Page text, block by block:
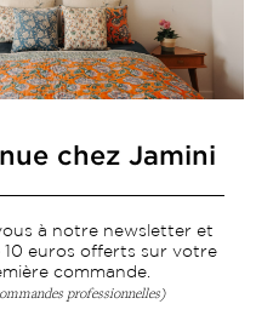
poésie et élégance
vous à notre newsletter
chez Jamini
à notre newsletter et
euros offerts sur votre
commande.
professionnelles)